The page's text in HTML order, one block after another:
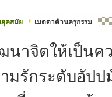
ยุคสมัย เมตตาต้านครุกรรม
นาจิตให้เป็น
ามรักระดับอั